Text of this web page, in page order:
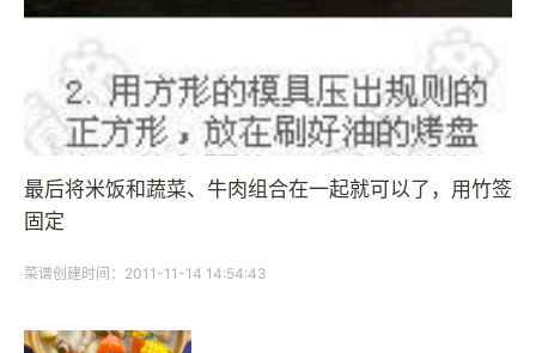
最后将米饭和蔬菜、牛肉组合在一起就可以了，用竹签
固定
菜谱创建时间：2011-11-14 14:54:43